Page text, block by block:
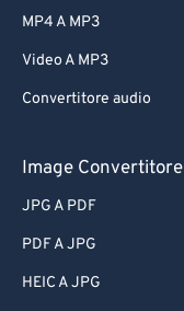
MP4 A MP3
Video A MP3
Convertitore audio
Image Convertitore
JPG A PDF
PDF A JPG
HEIC A JPG